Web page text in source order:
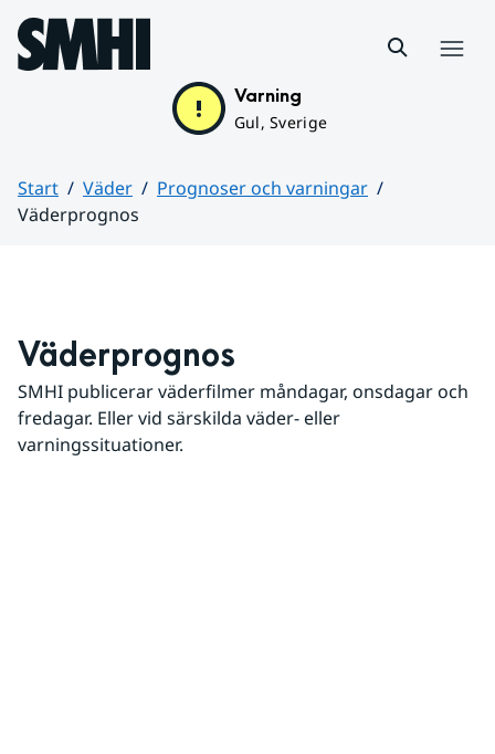
Hoppa till sidans innehåll
Varning
Gul, Sverige
Start Väder
Prognoser och varningar
Väderprognos
Väderprognos
SMHI publicerar väderfilmer måndagar, onsdagar och
fredagar. Eller vid särskilda väder- eller
varningssituationer.